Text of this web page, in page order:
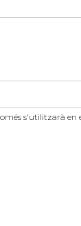
s'utilitzarà